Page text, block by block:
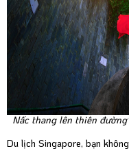
Nấc thang lên thiên
Du lịch Singapore, bạn